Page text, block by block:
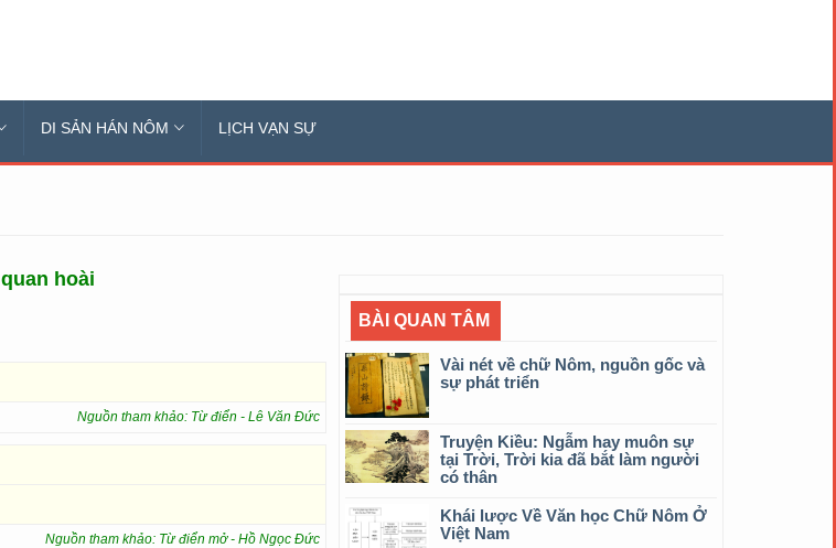
DI SẢN HÁN NÔM LỊCH VẠN SỰ
quan hoài
Nguồn tham khảo: Từ điển - Lê Văn Đức
Nguồn tham khảo: Từ điển mở - Hồ Ngọc Đức
BÀI QUAN TÂM
Vài nét về chữ Nôm, nguồn gốc và
sự phát triển
Truyện Kiều: Ngẫm hay muôn sự
tại Trời, Trời kia đã bắt làm người
có thân
Khái lược Về Văn học Chữ Nôm Ở
Việt Nam